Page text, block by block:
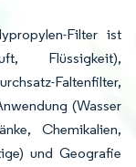
Filter ist
Flüssigkeit),
Faltenfilter,
(Wasser
Chemikalien,
und Geografie